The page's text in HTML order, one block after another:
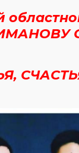
ИМАНОВУ